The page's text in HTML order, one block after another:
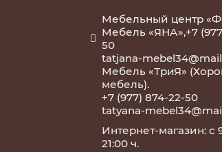
Мебельный центр
Мебель «ЯНА»,+7
50
tatjana-
Мебель «ТриЯ»
мебель).
+7 (977) 874-22-50
tatyana-
Интернет-магазин: с
21:00 ч.